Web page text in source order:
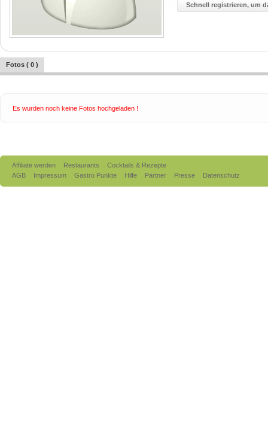
Schnell registrieren, um
Fotos ( 0 )
Es wurden noch keine Fotos hochgeladen !
Affiliate werden Restaurants
Cocktails & Rezepte
AGB
Impressum Gastro Punkte Hilfe Partner Presse Datenschutz